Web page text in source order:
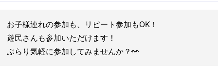
お子様連れの参加も、リピート参加もOK！
遊民さんも参加いただけます！
ぶらり気軽に参加してみませんか？👀